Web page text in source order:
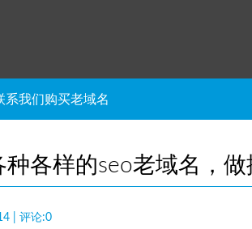
系我们购买老域名
各样的seo老域名，做
| 评论:0